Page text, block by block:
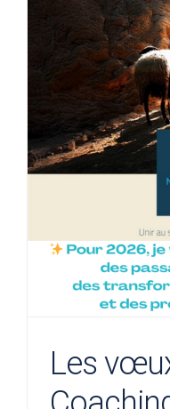
Les